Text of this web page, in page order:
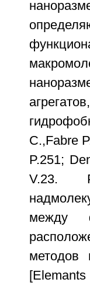
C.,Fabre
P.251;
V.23.
между
методов